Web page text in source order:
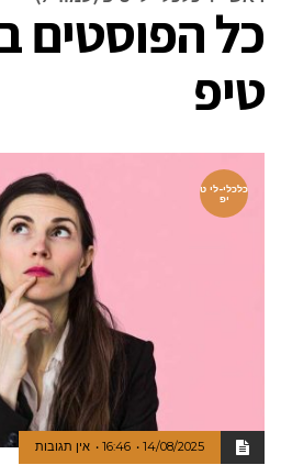
כל הפוסטים
טיפ
כלכלי-לי ט
יפ
14/08/2025
16:46 אין תגובות